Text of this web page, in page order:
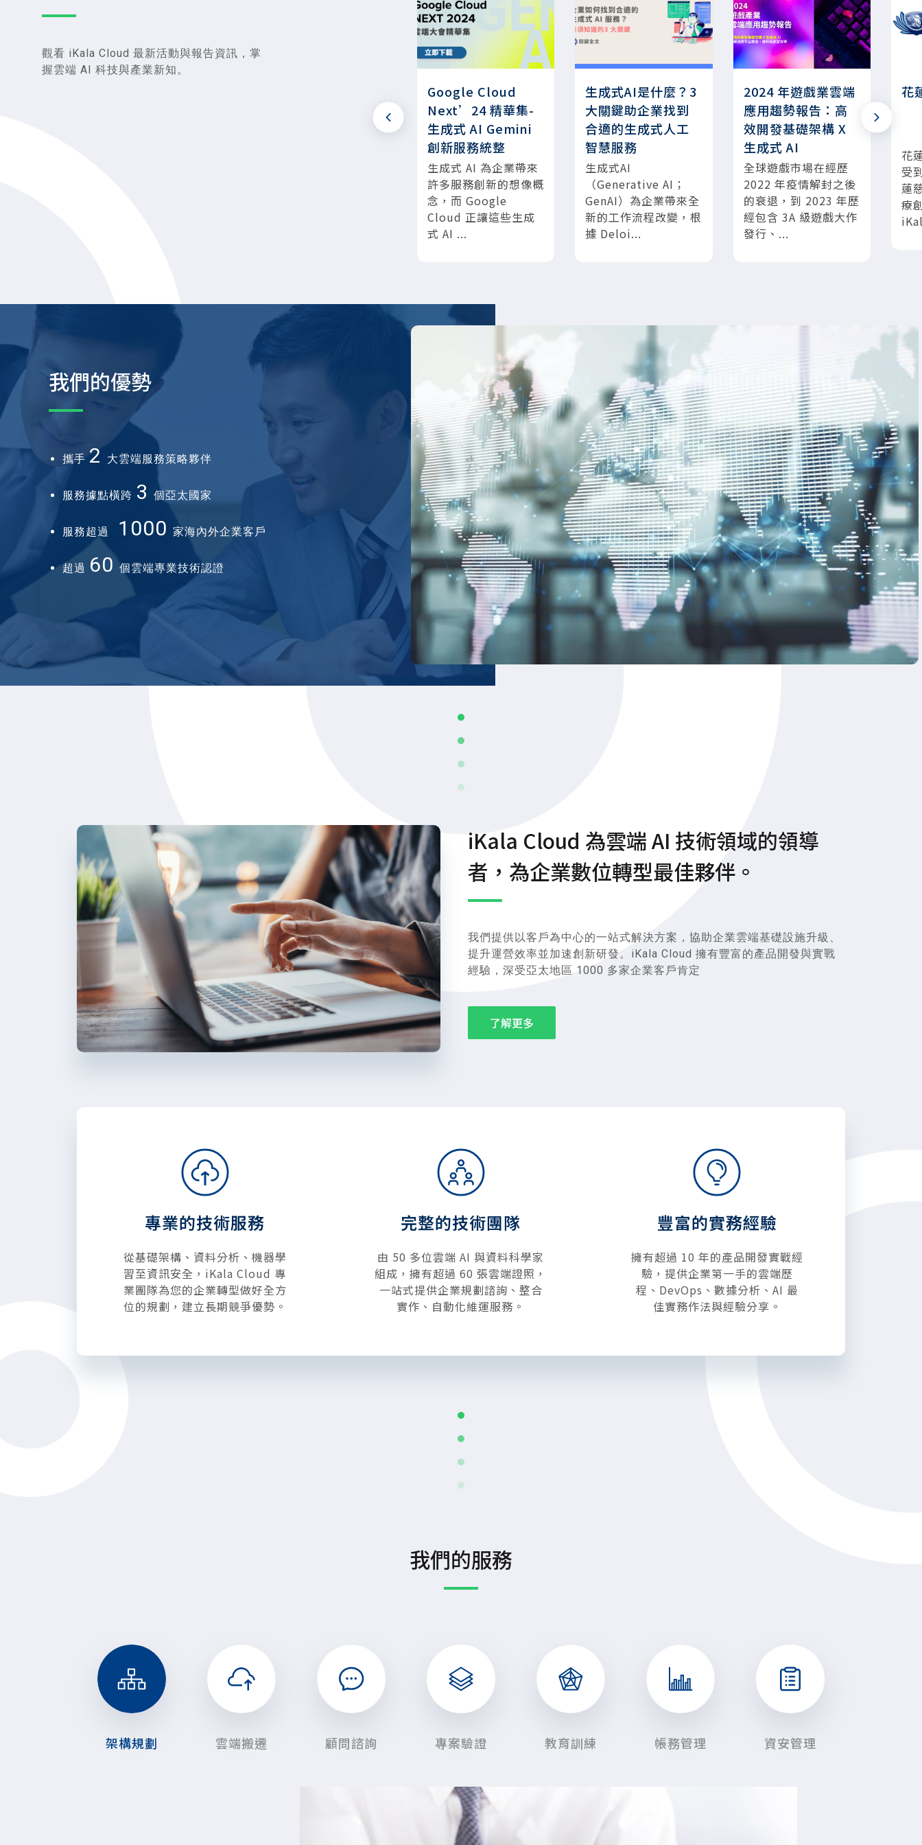
觀看 iKala Cloud 最新活動與報告資訊，掌
握雲端 AI 科技與產業新知。
AI「Gemini」，5
Google Cloud
Next’24 精華集-
生成式 AI Gemini
創新服務統整
生成式 AI 為企業帶來
許多服務創新的想像概
念，而 Google
Cloud 正讓這些生成
式 AI ...
生成式AI是什麼？3
大關鍵助企業找到
合適的生成式人工
智慧服務
生成式AI
（Generative AI；
GenAI）為企業帶來全
新的工作流程改變，根
據 Deloi...
2024 年遊戲業雲端
應用趨勢報告：高
效開發基礎架構 X
生成式 AI
全球遊戲市場在經歷
2022 年疫情解封之後
的衰退，到 2023 年歷
經包含 3A 級遊戲大作
發行、...
花
花
受
蓮
療
我們的優勢
攜手2 大雲端服務策略夥伴
服務據點橫跨 3個亞太國家
服務超過 1000家海內外企業客戶
超過 60個雲端專業技術認證
iKala Cloud 為雲端 AI 技術領域的領導
者，為企業數位轉型最佳夥伴。
我們提供以客戶為中心的一站式解決方案，協助企業雲端基礎設施升級、
提升運營效率並加速創新研發。iKala Cloud 擁有豐富的產品開發與實戰
經驗，深受亞太地區 1000 多家企業客戶肯定
了解更多
專業的技術服務
從基礎架構、資料分析、機器學
習至資訊安全，iKala Cloud 專
業團隊為您的企業轉型做好全方
位的規劃，建立長期競爭優勢。
完整的技術團隊
由 50 多位雲端 AI 與資料科學家
組成，擁有超過 60 張雲端證照，
一站式提供企業規劃諮詢、整合
實作、自動化維運服務。
豐富的實務經驗
擁有超過 10 年的產品開發實戰經
驗，提供企業第一手的雲端歷
程、DevOps、數據分析、AI 最
佳實務作法與經驗分享。
我們的服務
架構規劃 雲端搬遷 顧問諮詢 專案驗證 教育訓練 帳務管理 資安管理